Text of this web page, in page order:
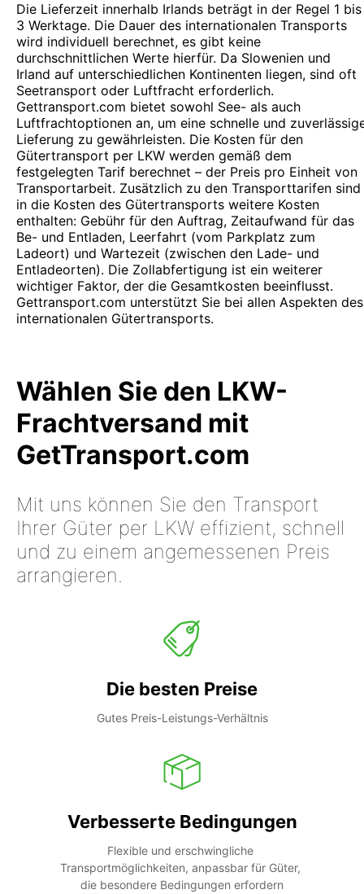
Die Lieferzeit innerhalb Irlands beträgt in der Regel 1 bis
3 Werktage. Die Dauer des internationalen Transports
wird individuell berechnet, es gibt keine
durchschnittlichen Werte hierfür. Da Slowenien und
Irland auf unterschiedlichen Kontinenten liegen, sind oft
Seetransport oder Luftfracht erforderlich.
Gettransport.com bietet sowohl See- als auch
Luftfrachtoptionen an, um eine schnelle und
Lieferung zu gewährleisten. Die Kosten für den
Gütertransport per LKW werden gemäß dem
festgelegten Tarif berechnet – der Preis pro Einheit von
Transportarbeit. Zusätzlich zu den Transporttarifen sind
in die Kosten des Gütertransports weitere Kosten
enthalten: Gebühr für den Auftrag, Zeitaufwand für das
Be- und Entladen, Leerfahrt (vom Parkplatz zum
Ladeort) und Wartezeit (zwischen den Lade- und
Entladeorten). Die Zollabfertigung ist ein weiterer
wichtiger Faktor, der die Gesamtkosten beeinflusst.
Gettransport.com unterstützt Sie bei allen Aspekten des
internationalen Gütertransports.
Wählen Sie den LKW-
Frachtversand mit
GetTransport.com
Mit uns können Sie den Transport
Ihrer Güter per LKW effizient, schnell
und zu einem angemessenen Preis
arrangieren.
Die besten Preise
Gutes Preis-Leistungs-Verhältnis
Verbesserte Bedingungen
Flexible und erschwingliche
Transportmöglichkeiten, anpassbar für Güter,
die besondere Bedingungen erfordern